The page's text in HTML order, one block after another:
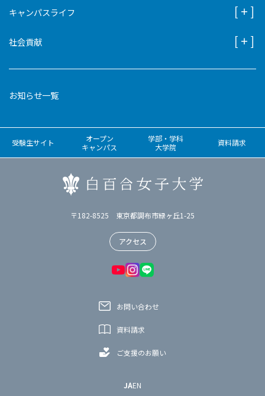
キャンパスライフ
社会貢献
お知らせ一覧
受験生サイト
オープン
キャンパス
学部・学科
大学院
資料請求
〒182-8525 東京都調布市緑ヶ丘1-25
アクセス
お問い合わせ
資料請求
ご支援のお願い
JAEN